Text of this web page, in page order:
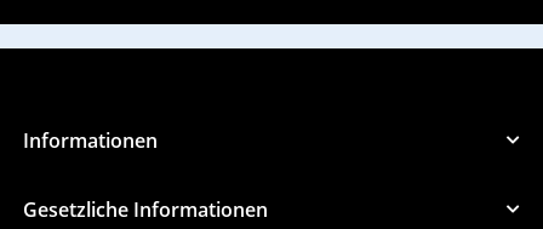
Informationen
Gesetzliche Informationen